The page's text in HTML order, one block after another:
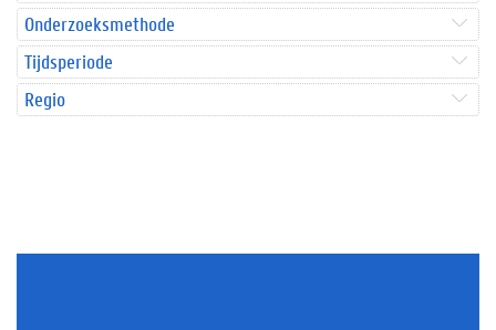
Onderzoeksmethode
Tijdsperiode
Regio